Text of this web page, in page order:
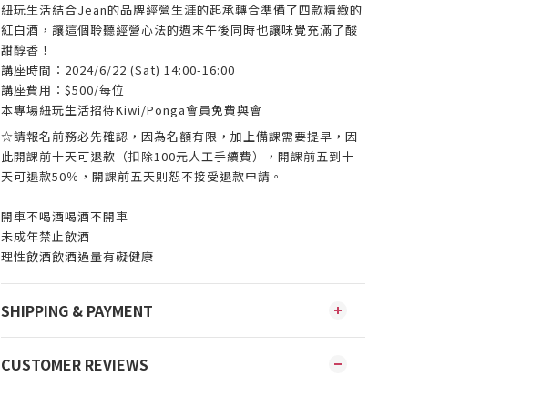
紐玩生活結合Jean的品牌經營生涯的起承轉合準備了四款精緻的
紅白酒，讓這個聆聽經營心法的週末午後同時也讓味覺充滿了酸
甜醇香！
講座時間：2024/6/22 (Sat) 14:00-16:00
講座費用：$500/每位
本專場紐玩生活招待Kiwi/Ponga會員免費與會
☆請報名前務必先確認，因為名額有限，加上備課需要提早，因
此開課前十天可退款（扣除100元人工手續費），開課前五到十
天可退款50％，開課前五天則恕不接受退款申請。
開車不喝酒喝酒不開車
未成年禁止飲酒
理性飲酒飲酒過量有礙健康
SHIPPING & PAYMENT
CUSTOMER REVIEWS